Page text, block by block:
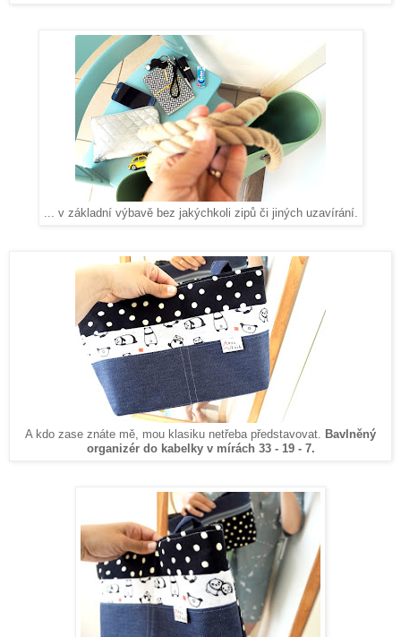
... v základní výbavě bez jakýchkoli zipů či jiných uzavírání.
A kdo zase znáte mě, mou klasiku netřeba představovat. Bavlněný
organizér do kabelky v mírách 33 - 19 - 7.